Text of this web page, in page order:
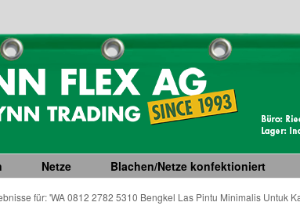
Netze Blachen/Netze konfektioniert
für: 'WA 0812 2782 5310 Bengkel Las Pintu Minimalis Untuk